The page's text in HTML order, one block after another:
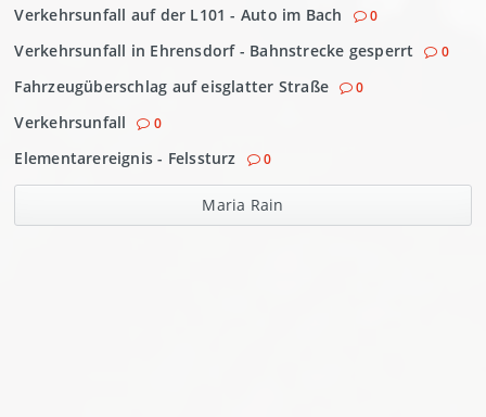
Verkehrsunfall auf der L101 - Auto im Bach 0
Verkehrsunfall in Ehrensdorf - Bahnstrecke gesperrt 0
Fahrzeugüberschlag auf eisglatter Straße 0
Verkehrsunfall 0
Elementarereignis - Felssturz 0
Maria Rain